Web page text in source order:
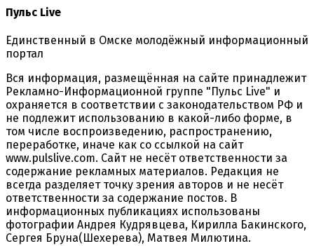
Пульс Live
Единственный в Омске молодёжный информационный
портал
Вся информация, размещённая на сайте принадлежит
Рекламно-Информационной группе "Пульс Live" и
охраняется в соответствии с законодательством РФ и
не подлежит использованию в какой-либо форме, в
том числе воспроизведению, распространению,
переработке, иначе как со ссылкой на сайт
www.pulslive.com. Сайт не несёт ответственности за
содержание рекламных материалов. Редакция не
всегда разделяет точку зрения авторов и не несёт
ответственности за содержание постов. В
информационных публикациях использованы
фотографии Андрея Кудрявцева, Кирилла Бакинского,
Сергея Бруна(Шехерева), Матвея Милютина.